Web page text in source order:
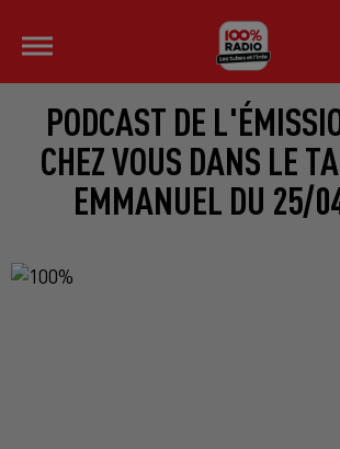
PODCAST DE
CHEZ VOUS DANS LE
EMMANUEL DU 25/